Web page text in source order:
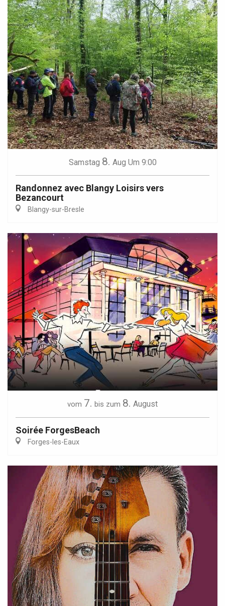
Samstag 8. Aug Um 9:00
Randonnez avec Blangy Loisirs vers
Bezancourt
Blangy-sur-Bresle
vom 7. bis zum 8. August
Soirée ForgesBeach
Forges-les-Eaux